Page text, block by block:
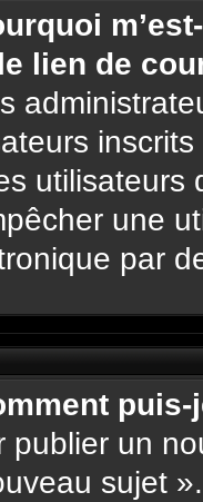
lien de
utilisateurs
une
par
publier un
sujet